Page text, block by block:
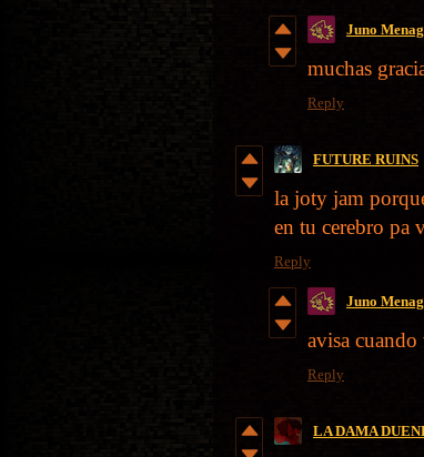
Juno
muchas
Reply
FUTURE RUINS
la joty jam
en tu cerebro pa
Reply
Juno
avisa cuando
Reply
LA DAMA